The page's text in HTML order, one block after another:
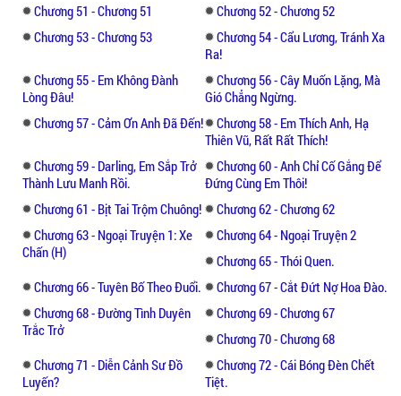
Chương 51 - Chương 51
Chương 52 - Chương 52
Chương 53 - Chương 53
Chương 54 - Cẩu Lương, Tránh Xa
Ra!
Chương 55 - Em Không Đành
Lòng Đâu!
Chương 56 - Cây Muốn Lặng, Mà
Gió Chẳng Ngừng.
Chương 57 - Cảm Ơn Anh Đã Đến!
Chương 58 - Em Thích Anh, Hạ
Thiên Vũ, Rất Rất Thích!
Chương 59 - Darling, Em Sắp Trở
Thành Lưu Manh Rồi.
Chương 60 - Anh Chỉ Cố Gắng Để
Đứng Cùng Em Thôi!
Chương 61 - Bịt Tai Trộm Chuông!
Chương 62 - Chương 62
Chương 63 - Ngoại Truyện 1: Xe
Chấn (H)
Chương 64 - Ngoại Truyện 2
Chương 65 - Thói Quen.
Chương 66 - Tuyên Bố Theo Đuổi.
Chương 67 - Cắt Đứt Nợ Hoa Đào.
Chương 68 - Đường Tình Duyên
Trắc Trở
Chương 69 - Chương 67
Chương 70 - Chương 68
Chương 71 - Diễn Cảnh Sư Đồ
Luyến?
Chương 72 - Cái Bóng Đèn Chết
Tiệt.